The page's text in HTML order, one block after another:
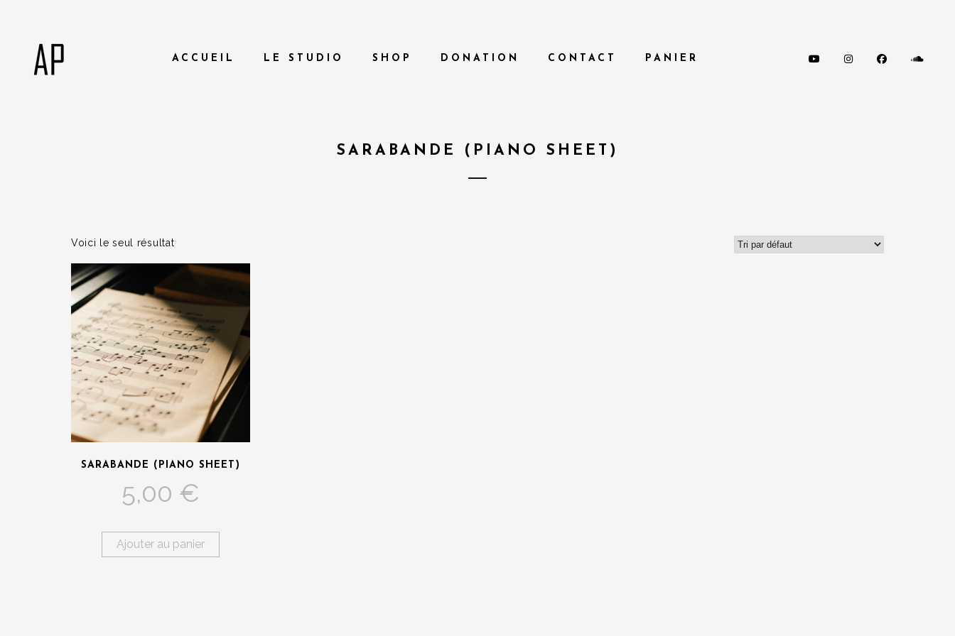
ACCUEIL LE STUDIO SHOP DONATION CONTACT PANIER
SARABANDE (PIANO SHEET)
Voici le seul résultat
SARABANDE (PIANO SHEET)
5,00 €
Ajouter au panier